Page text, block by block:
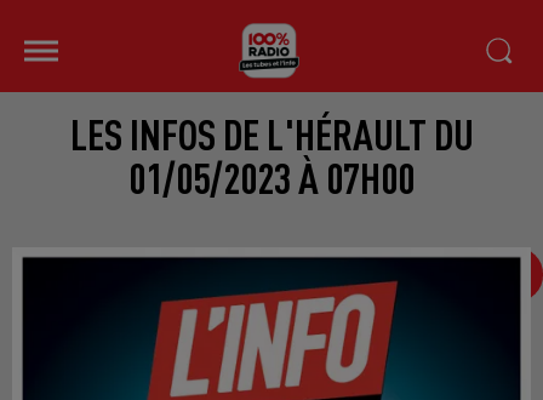
LES INFOS DE L'HÉRAULT DU
01/05/2023 À 07H00